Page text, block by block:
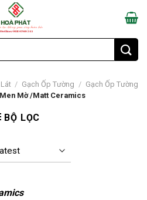
/ Gạch Ốp Tường / Gạch Ốp Tường
Mờ /Matt Ceramics
BỘ LỌC